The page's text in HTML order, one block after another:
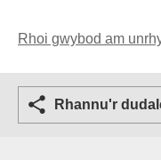
Rhoi gwybod am
Rhannu'r